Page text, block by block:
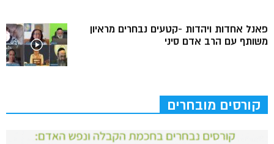
פאנל אחדות ויהדות -קטעים נבחרים מראיון
משותף עם הרב אדם סיני
קורסים מובחרים